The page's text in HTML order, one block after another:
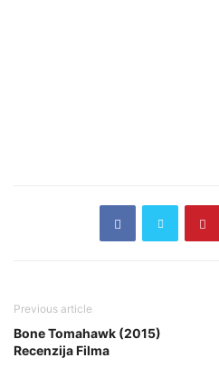
Previous article
Bone Tomahawk (2015)
Recenzija Filma